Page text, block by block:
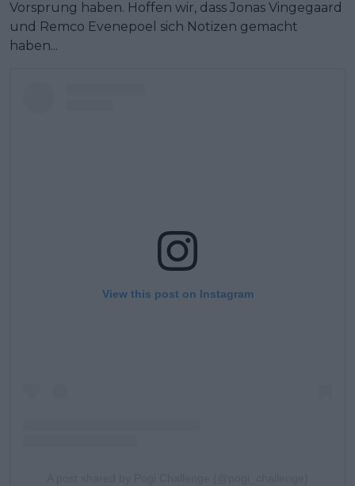
Vorsprung haben. Hoffen wir, dass Jonas Vingegaard
und Remco Evenepoel sich Notizen gemacht
haben...
View this post on Instagram